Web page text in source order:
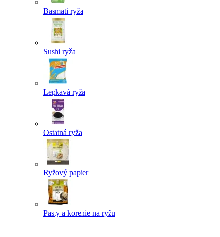
Basmati ryža
Sushi ryža
Lepkavá ryža
Ostatná ryža
Ryžový papier
Pasty a korenie na ryžu